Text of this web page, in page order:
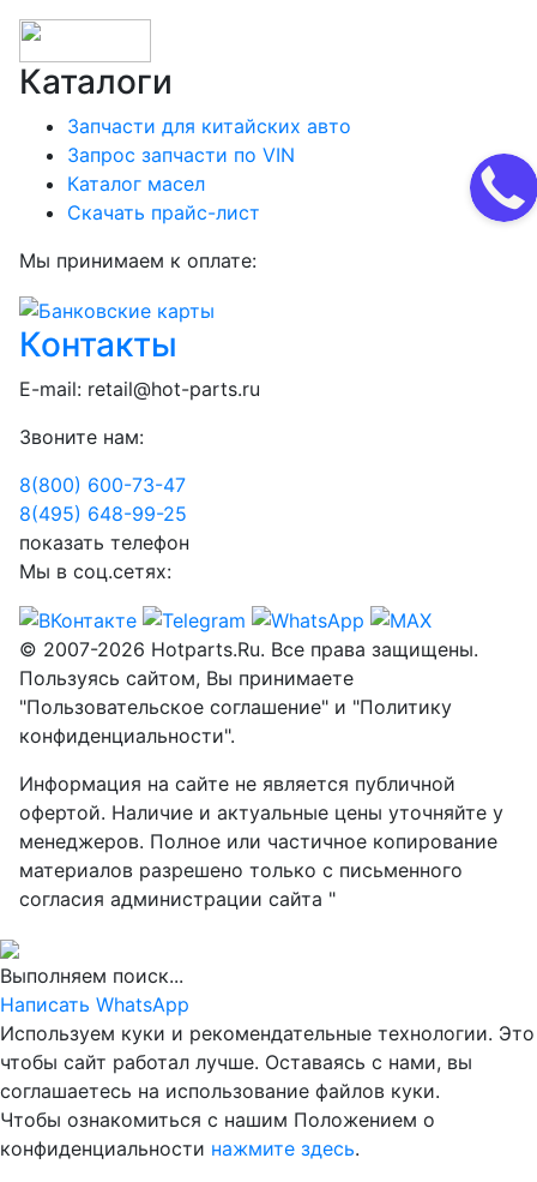
Каталоги
Запчасти для китайских авто
Запрос запчасти по VIN
Каталог масел
Скачать прайс-лист
Мы принимаем к оплате:
Контакты
E-mail: retail@hot-parts.ru
Звоните нам:
8(800) 600-73-47
8(495) 648-99-25
показать телефон
Мы в соц.сетях:
© 2007-2026 Hotparts.Ru. Все права защищены.
Пользуясь сайтом, Вы принимаете
"Пользовательское соглашение" и "Политику
конфиденциальности".
Информация на сайте не является публичной
офертой. Наличие и актуальные цены уточняйте у
менеджеров. Полное или частичное копирование
материалов разрешено только с письменного
согласия администрации сайта "
Выполняем поиск...
Написать WhatsApp
Используем куки и рекомендательные технологии. Это
чтобы сайт работал лучше. Оставаясь с нами, вы
соглашаетесь на использование файлов куки.
Чтобы ознакомиться с нашим Положением о
конфиденциальности нажмите здесь.